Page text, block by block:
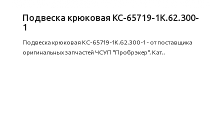
Подвеска крюковая КС-65719-1К.62.300-
1
Подвеска крюковая КС-65719-1К.62.300-1 - от поставщика
оригинальных запчастей ЧСУП "Пробрэкер". Кат..